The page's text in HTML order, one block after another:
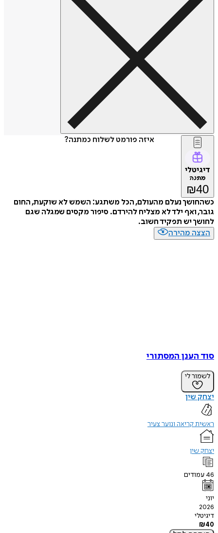
איזה פורמט לשלוח כמתנה?
דיגיטלי
מתנה
₪40
כשהחושך נעלם מהעולם, הכל משתגע: השמש לא שוקעת, החום
גובר, ואף ילד לא מצליח להירדם. סיפור מקסים שמגלה שגם
לחושך יש תפקיד חשוב.
הצצה מהירה
סוד הענן המסתורי
לשמור לי
יצחק שין
ראשית קריאה ונוער צעיר
יצחק שין
46 עמודים
יוני
2026
דיגיטלי
₪40